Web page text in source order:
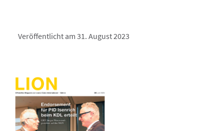
Veröffentlicht am 31. August 2023